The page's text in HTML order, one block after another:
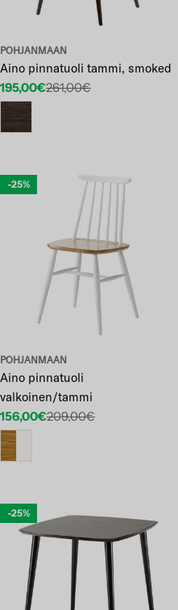
POHJANMAAN
Aino pinnatuoli tammi, smoked
Etuhinta
195,00€
Normaalihinta
261,00€
-25%
POHJANMAAN
Aino pinnatuoli
valkoinen/tammi
Etuhinta
156,00€
Normaalihinta
209,00€
-25%